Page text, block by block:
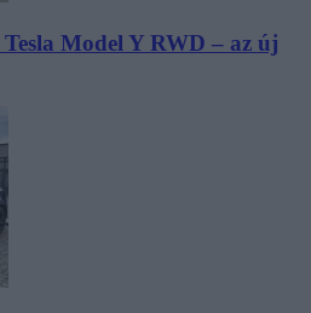
Model Y RWD – az új